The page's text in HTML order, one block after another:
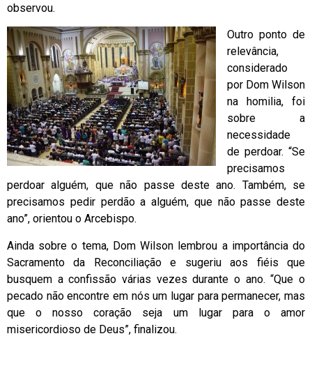
observou.
Outro ponto de
relevância,
considerado
por Dom Wilson
na homilia, foi
sobre a
necessidade
de perdoar. “Se
precisamos
perdoar alguém, que não passe deste ano. Também, se
precisamos pedir perdão a alguém, que não passe deste
ano”, orientou o Arcebispo.
Ainda sobre o tema, Dom Wilson lembrou a importância do
Sacramento da Reconciliação e sugeriu aos fiéis que
busquem a confissão várias vezes durante o ano. “Que o
pecado não encontre em nós um lugar para permanecer, mas
que o nosso coração seja um lugar para o amor
misericordioso de Deus”, finalizou.